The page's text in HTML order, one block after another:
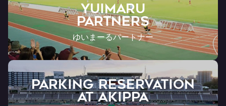
YUIMARU
Partners
ゆいまーるパートナー
PARKING RESERVATION
AT Akippa